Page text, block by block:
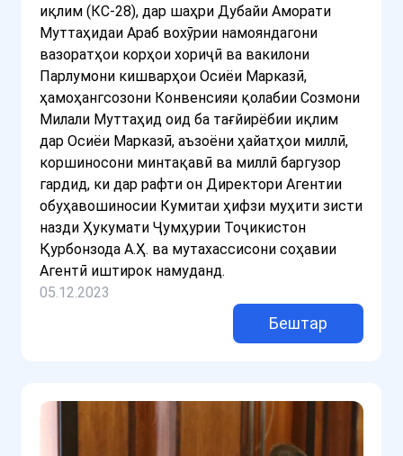
иқлим (КС-28), дар шаҳри Дубайи Аморати
Муттаҳидаи Араб вохӯрии намояндагони
вазоратҳои корҳои хориҷӣ ва вакилони
Парлумони кишварҳои Осиёи Марказӣ,
ҳамоҳангсозони Конвенсияи қолабии Созмони
Милали Муттаҳид оид ба тағйирёбии иқлим
дар Осиёи Марказӣ, аъзоёни ҳайатҳои миллӣ,
коршиносони минтақавӣ ва миллӣ баргузор
гардид, ки дар рафти он Директори Агентии
обуҳавошиносии Кумитаи ҳифзи муҳити зисти
назди Ҳукумати Ҷумҳурии Тоҷикистон
Қурбонзода А.Ҳ. ва мутахассисони соҳавии
Агентӣ иштирок намуданд.
05.12.2023
Бештар